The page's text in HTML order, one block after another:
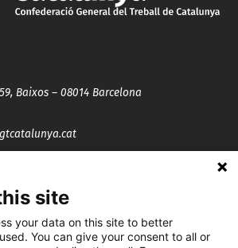
Baixos – 08014 Barcelona
site
your data on this site to better
You can give your consent to all or